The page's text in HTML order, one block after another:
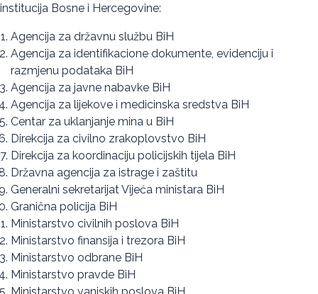
institucija Bosne i Hercegovine:
Agencija za državnu službu BiH
Agencija za identifikacione dokumente, evidenciju i
razmjenu podataka BiH
Agencija za javne nabavke BiH
Agencija za lijekove i medicinska sredstva BiH
Centar za uklanjanje mina u BiH
Direkcija za civilno zrakoplovstvo BiH
Direkcija za koordinaciju policijskih tijela BiH
Državna agencija za istrage i zaštitu
Generalni sekretarijat Vijeća ministara BiH
Granična policija BiH
Ministarstvo civilnih poslova BiH
Ministarstvo finansija i trezora BiH
Ministarstvo odbrane BiH
Ministarstvo pravde BiH
Ministarstvo vanjskih poslova BiH